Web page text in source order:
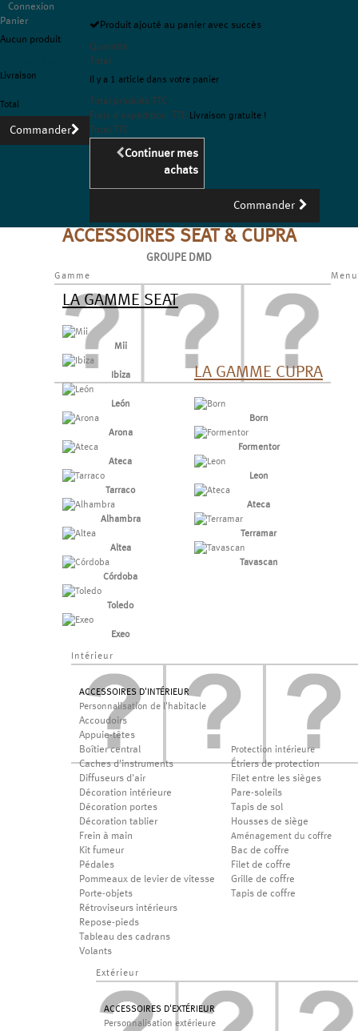
Connexion
Panier
Aucun produit
Livraison
Total
Commander
Produit ajouté au panier avec succès
Quantité
Total
Il y a 1 article dans votre panier
Total produits TTC
Frais d'expédition TTC Livraison gratuite !
Total TTC
Continuer mes
achats
Commander
ACCESSOIRES SEAT & CUPRA
GROUPE DMD
Menu
Gamme
LA GAMME SEAT
Mii
Ibiza
León
Arona
Ateca
Tarraco
Alhambra
Altea
Córdoba
Toledo
Exeo
LA GAMME CUPRA
Born
Formentor
Leon
Ateca
Terramar
Tavascan
Intérieur
ACCESSOIRES D'INTÉRIEUR
Personnalisation de l'habitacle
Accoudoirs
Appuie-têtes
Boîtier central
Caches d'instruments
Diffuseurs d'air
Décoration intérieure
Décoration portes
Décoration tablier
Frein à main
Kit fumeur
Pédales
Pommeaux de levier de vitesse
Porte-objets
Rétroviseurs intérieurs
Repose-pieds
Tableau des cadrans
Volants
Protection intérieure
Étriers de protection
Filet entre les sièges
Pare-soleils
Tapis de sol
Housses de siège
Aménagement du coffre
Bac de coffre
Filet de coffre
Grille de coffre
Tapis de coffre
Extérieur
ACCESSOIRES D'EXTÉRIEUR
Personnalisation extérieure